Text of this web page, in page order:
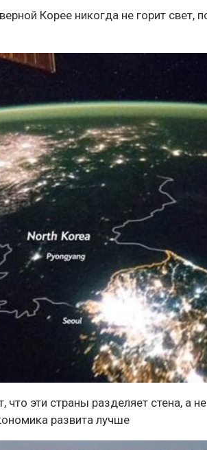
Корее никогда не горит свет,
эти страны разделяет стена, а
развита лучше